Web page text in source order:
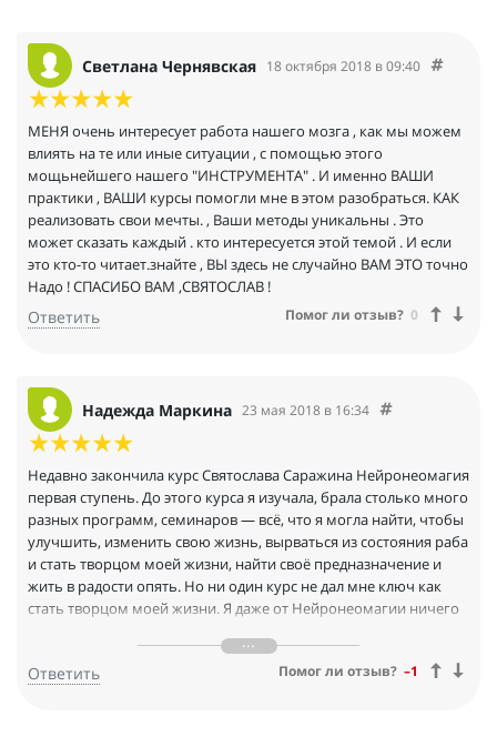
Светлана Чернявская 18 октября 2018 в 09:40
МЕНЯ очень интересует работа нашего мозга , как мы можем
влиять на те или иные ситуации , с помощью этого
мощьнейшего нашего "ИНСТРУМЕНТА" . И именно ВАШИ
практики , ВАШИ курсы помогли мне в этом разобраться. КАК
реализовать свои мечты. , Ваши методы уникальны . Это
может сказать каждый . кто интересуется этой темой . И если
это кто-то читает.знайте , ВЫ здесь не случайно ВАМ ЭТО точно
Надо ! СПАСИБО ВАМ ,СВЯТОСЛАВ !
Ответить Помог ли отзыв? 0
Надежда Маркина 23 мая 2018 в 16:34
Недавно закончила курс Святослава Саражина Нейронеомагия
первая ступень. До этого курса я изучала, брала столько много
разных программ, семинаров — всё, что я могла найти, чтобы
улучшить, изменить свою жизнь, вырваться из состояния раба
и стать творцом моей жизни, найти своё предназначение и
жить в радости опять. Но ни один курс не дал мне ключ как
стать творцом моей жизни. Я даже от Нейронеомагии ничего
практики и знания, о которых никто не говорит. Они простые,
но применяя их можно легко стать творцом своей жизни. Весь
Ответить Помог ли отзыв? –1